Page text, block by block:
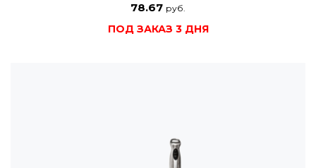
78.67 руб.
ПОД ЗАКАЗ 3 ДНЯ